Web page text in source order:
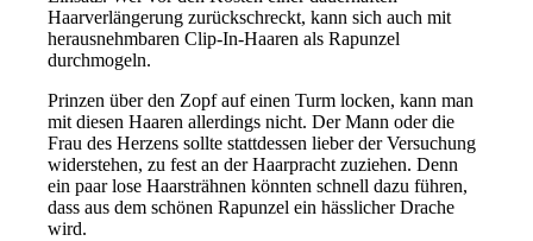
Haarverlängerung zurückschreckt, kann sich auch mit
herausnehmbaren Clip-In-Haaren als Rapunzel
durchmogeln.
Prinzen über den Zopf auf einen Turm locken, kann man
mit diesen Haaren allerdings nicht. Der Mann oder die
Frau des Herzens sollte stattdessen lieber der Versuchung
widerstehen, zu fest an der Haarpracht zuziehen. Denn
ein paar lose Haarsträhnen könnten schnell dazu führen,
dass aus dem schönen Rapunzel ein hässlicher Drache
wird.